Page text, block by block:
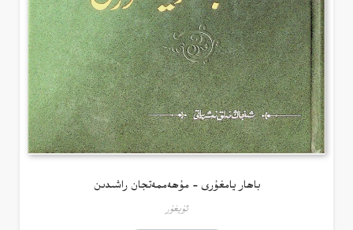
باھار يامغۇرى – مۇھەممەتجان راشىدىن
ئۇيغۇر